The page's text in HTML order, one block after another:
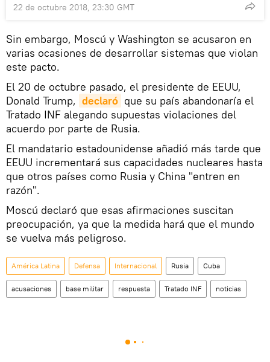
22 de octubre 2018, 23:30 GMT
Sin embargo, Moscú y Washington se acusaron en
varias ocasiones de desarrollar sistemas que violan
este pacto.
El 20 de octubre pasado, el presidente de EEUU,
Donald Trump, declaró que su país abandonaría el
Tratado INF alegando supuestas violaciones del
acuerdo por parte de Rusia.
El mandatario estadounidense añadió más tarde que
EEUU incrementará sus capacidades nucleares hasta
que otros países como Rusia y China "entren en
razón".
Moscú declaró que esas afirmaciones suscitan
preocupación, ya que la medida hará que el mundo
se vuelva más peligroso.
América Latina Defensa Internacional Rusia Cuba
acusaciones base militar respuesta Tratado INF noticias